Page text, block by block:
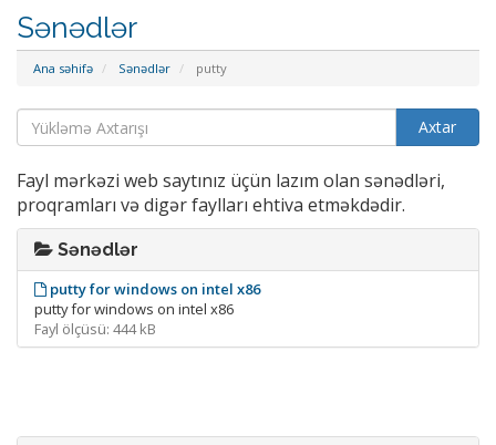
Sənədlər
Ana səhifə Sənədlər putty
Fayl mərkəzi web saytınız üçün lazım olan sənədləri,
proqramları və digər faylları ehtiva etməkdədir.
Sənədlər
putty for windows on intel x86
putty for windows on intel x86
Fayl ölçüsü: 444 kB